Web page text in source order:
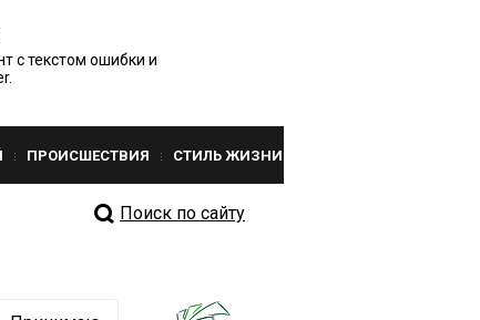
с текстом ошибки и
ПРОИСШЕСТВИЯ СТИЛЬ ЖИЗНИ
Поиск по сайту